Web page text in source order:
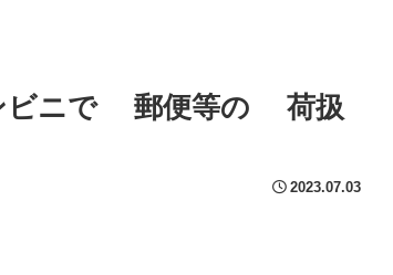
ビニで 郵便等の 荷扱
2023.07.03